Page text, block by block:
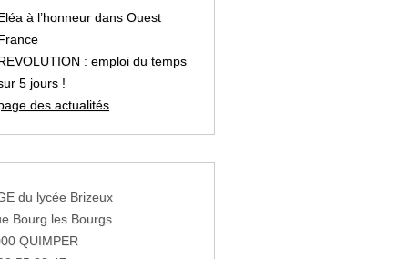
à l’honneur dans Ouest
: emploi du temps
5 jours !
des actualités
du lycée Brizeux
Bourg les Bourgs
QUIMPER